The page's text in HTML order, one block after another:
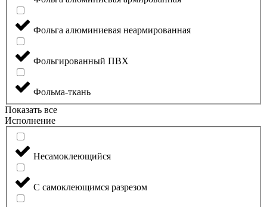
Фольга алюминиевая неармированная
Фольгированный ПВХ
Фольма-ткань
Показать все
Исполнение
Несамоклеющийся
С самоклеющимся разрезом